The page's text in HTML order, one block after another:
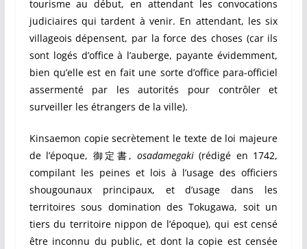
tourisme au début, en attendant les convocations
judiciaires qui tardent à venir. En attendant, les six
villageois dépensent, par la force des choses (car ils
sont logés d’office à l’auberge, payante évidemment,
bien qu’elle est en fait une sorte d’office para-officiel
assermenté par les autorités pour contrôler et
surveiller les étrangers de la ville).
Kinsaemon copie secrètement le texte de loi majeure
de l’époque, 御定書, osadamegaki(rédigé en 1742,
compilant les peines et lois à l’usage des officiers
shougounaux principaux, et d’usage dans les
territoires sous domination des Tokugawa, soit un
tiers du territoire nippon de l’époque), qui est censé
être inconnu du public, et dont la copie est censée